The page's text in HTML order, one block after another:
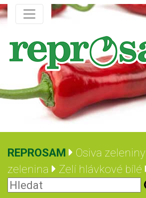
REPROSAM Osiva zeleniny
zelenina
Zelí hlávkové bílé